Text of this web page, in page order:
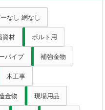
なし 網なし
資材 ボルト用
パイプ 補強金物
木工事
金物 現場用品